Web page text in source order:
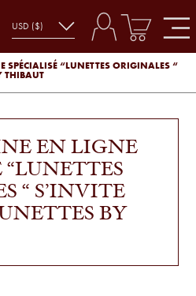
SPÉCIALISÉ “LUNETTES ORIGINALES “
THIBAUT
EN LIGNE
“LUNETTES
“ S’INVITE
BY